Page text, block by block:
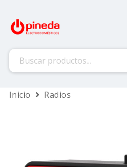
Inicio
 Radios